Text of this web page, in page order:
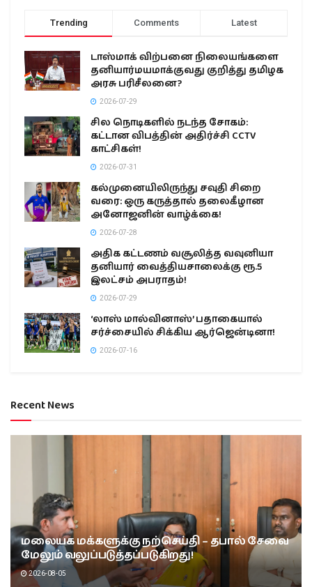
Trending Comments Latest
டாஸ்மாக் விற்பனை நிலையங்களை
தனியார்மயமாக்குவது குறித்து தமிழக
அரசு பரிசீலனை?
2026-07-29
சில நொடிகளில் நடந்த சோகம்:
கட்டான விபத்தின் அதிர்ச்சி CCTV
காட்சிகள்!
2026-07-31
கல்முனையிலிருந்து சவுதி சிறை
வரை: ஒரு கருத்தால் தலைகீழான
அனோஜனின் வாழ்க்கை!
2026-07-28
அதிக கட்டணம் வசூலித்த வவுனியா
தனியார் வைத்தியசாலைக்கு ரூ.5
இலட்சம் அபராதம்!
2026-07-29
‘லாஸ் மால்வினாஸ்’ பதாகையால்
சர்ச்சையில் சிக்கிய ஆர்ஜென்டினா!
2026-07-16
Recent News
மலையக மக்களுக்கு நற்செய்தி – தபால் சேவை
மேலும் வலுப்படுத்தப்படுகிறது!
2026-08-05